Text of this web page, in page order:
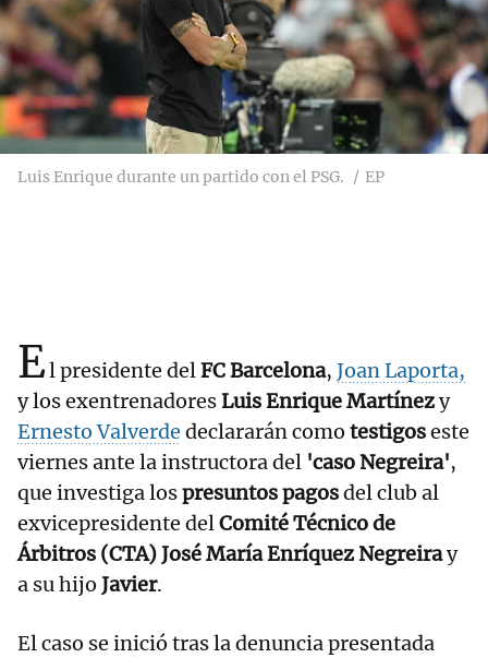
Luis Enrique durante un partido con el PSG. EP
El presidente delFC Barcelona, Joan Laporta,
y los exentrenadoresLuis Enrique Martínezy
Ernesto Valverde declararán como testigoseste
viernes ante la instructora del 'caso Negreira',
que investiga lospresuntos pagosdel club al
exvicepresidente delComité Técnico de
Árbitros (CTA)José María Enríquez Negreiray
a su hijo Javier.
El caso se inició tras la denuncia presentada